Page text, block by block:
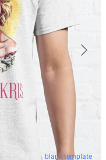
blank template